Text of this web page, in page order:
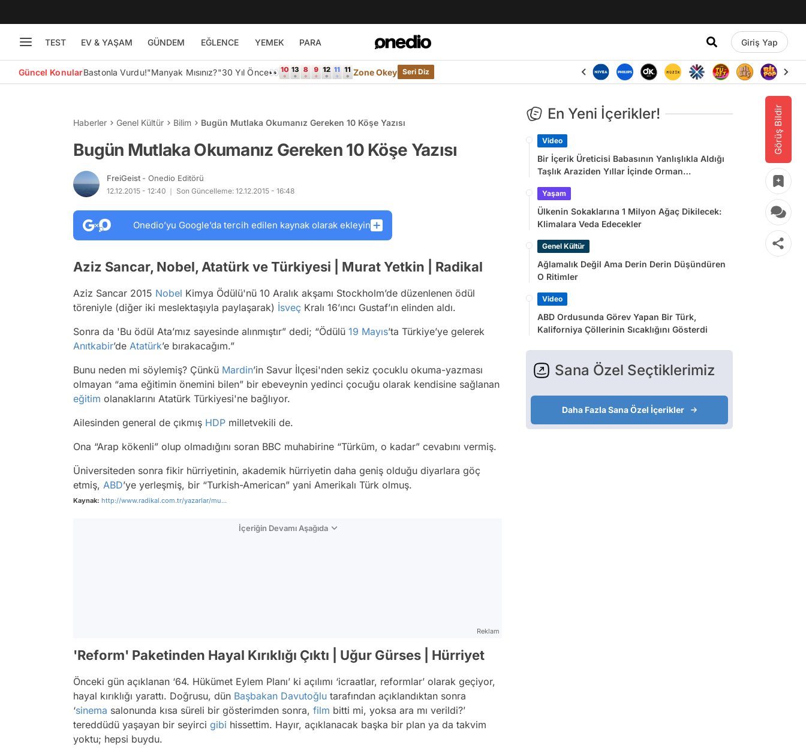
TEST EV & YAŞAM GÜNDEM EĞLENCE YEMEK PARA Giriş Yap
Güncel KonularBastonla Vurdu!"Manyak Mısınız?"30 Yıl Önce👀 Zone Okey Seri Diz
Görüş Bildir
Haberler Genel Kültür Bilim Bugün Mutlaka Okumanız Gereken 10 Köşe Yazısı
Bugün Mutlaka Okumanız Gereken 10 Köşe Yazısı
FreiGeist - Onedio Editörü
12.12.2015 - 12:40 Son Güncelleme: 12.12.2015 - 16:48
Onedio’yu Google’da tercih edilen kaynak olarak ekleyin
Aziz Sancar, Nobel, Atatürk ve Türkiyesi | Murat Yetkin | Radikal
Aziz Sancar 2015 Nobel Kimya Ödülü'nü 10 Aralık akşamı Stockholm’de düzenlenen ödül
töreniyle (diğer iki meslektaşıyla paylaşarak) İsveç Kralı 16’ıncı Gustaf’ın elinden aldı.
Sonra da 'Bu ödül Ata’mız sayesinde alınmıştır” dedi; “Ödülü 19 Mayıs’ta Türkiye’ye gelerek
Anıtkabir’de Atatürk’e bırakacağım.”
Bunu neden mi söylemiş? Çünkü Mardin’in Savur İlçesi'nden sekiz çocuklu okuma-yazması
olmayan “ama eğitimin önemini bilen” bir ebeveynin yedinci çocuğu olarak kendisine sağlanan
eğitim olanaklarını Atatürk Türkiyesi'ne bağlıyor.
Ailesinden general de çıkmış HDP milletvekili de.
Ona “Arap kökenli” olup olmadığını soran BBC muhabirine “Türküm, o kadar” cevabını vermiş.
Üniversiteden sonra fikir hürriyetinin, akademik hürriyetin daha geniş olduğu diyarlara göç
etmiş, ABD’ye yerleşmiş, bir “Turkish-American” yani Amerikalı Türk olmuş.
Kaynak: http://www.radikal.com.tr/yazarlar/mu...
İçeriğin Devamı Aşağıda
Reklam
'Reform' Paketinden Hayal Kırıklığı Çıktı | Uğur Gürses | Hürriyet
Önceki gün açıklanan ‘64. Hükümet Eylem Planı’ ki açılımı ‘icraatlar, reformlar’ olarak geçiyor,
hayal kırıklığı yarattı. Doğrusu, dün Başbakan Davutoğlu tarafından açıklandıktan sonra
‘sinema salonunda kısa süreli bir gösterimden sonra, film bitti mi, yoksa ara mı verildi?’
tereddüdü yaşayan bir seyirci gibi hissettim. Hayır, açıklanacak başka bir plan ya da takvim
yoktu; hepsi buydu.
En Yeni İçerikler!
Video
Bir İçerik Üreticisi Babasının Yanlışlıkla Aldığı
Taşlık Araziden Yıllar İçinde Orman
Yaşam
Ülkenin Sokaklarına 1 Milyon Ağaç Dikilecek:
Klimalara Veda Edecekler
Genel Kültür
Ağlamalık Değil Ama Derin Derin Düşündüren
O Ritimler
Video
ABD Ordusunda Görev Yapan Bir Türk,
Kaliforniya Çöllerinin Sıcaklığını Gösterdi
Sana Özel Seçtiklerimiz
Daha Fazla Sana Özel İçerikler